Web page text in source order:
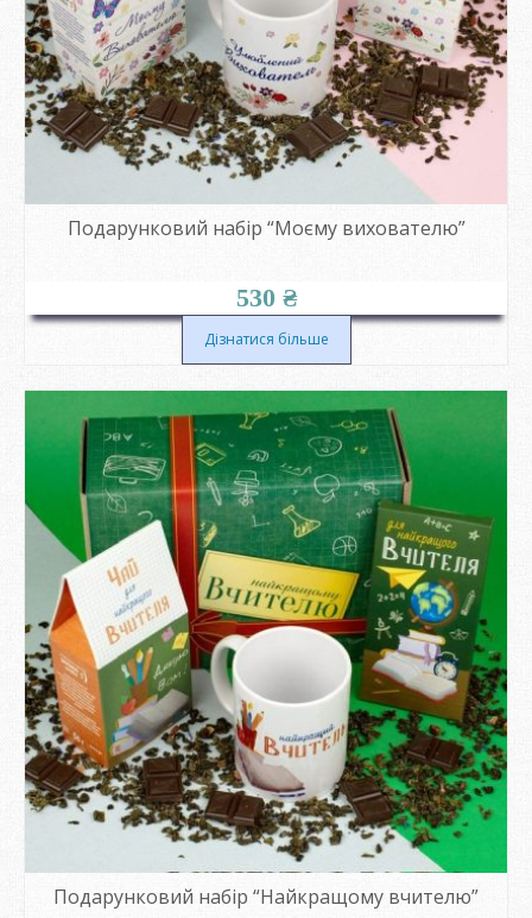
Подарунковий набір “Моєму вихователю”
530 ₴
Дізнатися більше
Подарунковий набір “Найкращому вчителю”